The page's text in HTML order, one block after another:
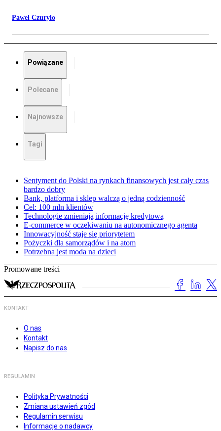
Paweł Czuryło
Powiązane
Polecane
Najnowsze
Tagi
Sentyment do Polski na rynkach finansowych jest cały czas
bardzo dobry
Bank, platforma i sklep walczą o jedną codzienność
Cel: 100 mln klientów
Technologie zmieniają informację kredytową
E-commerce w oczekiwaniu na autonomicznego agenta
Innowacyjność staje się priorytetem
Pożyczki dla samorządów i na atom
Potrzebna jest moda na dzieci
Promowane treści
KONTAKT
O nas
Kontakt
Napisz do nas
REGULAMIN
Polityka Prywatności
Zmiana ustawień zgód
Regulamin serwisu
Informacje o nadawcy